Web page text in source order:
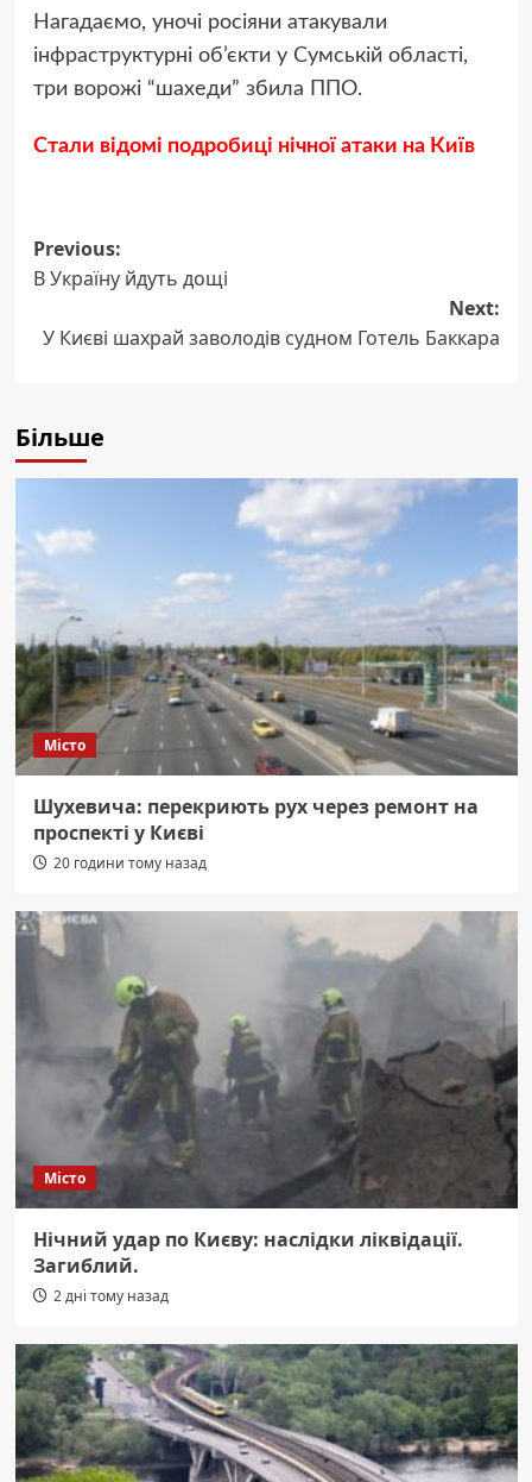
Нагадаємо, уночі росіяни атакували
інфраструктурні об’єкти у Сумській області,
три ворожі “шахеди” збила ППО.
Стали відомі подробиці нічної атаки на Київ
Post
navigation
Previous:
В Україну йдуть дощі
Next:
У Києві шахрай заволодів судном Готель Баккара
Більше
Місто
Шухевича: перекриють рух через ремонт на
проспекті у Києві
20 години тому назад
Місто
Нічний удар по Києву: наслідки ліквідації.
Загиблий.
2 дні тому назад